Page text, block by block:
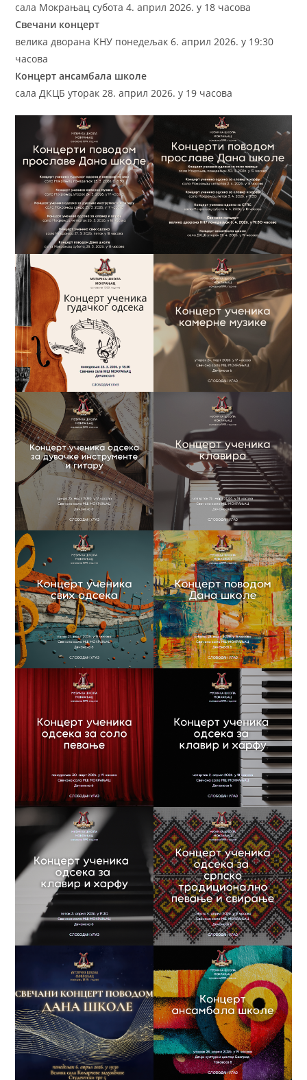
сала Мокрањац субота 4. април 2026. у 18 часова
Свечани концерт
велика дворана КНУ понедељак 6. април 2026. у 19:30
часова
Концерт ансамбала школе
сала ДКЦБ уторак 28. април 2026. у 19 часова